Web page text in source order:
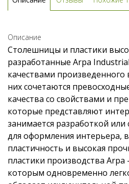
Описание
Столешницы и пластики
разработанные Arpa
качествами
них сочетаются
качества со свойствами и
которые представляют
занимается разработкой
для оформления интерьера,
пластичность и высокая
пластики производства Arpa
которым одновременно